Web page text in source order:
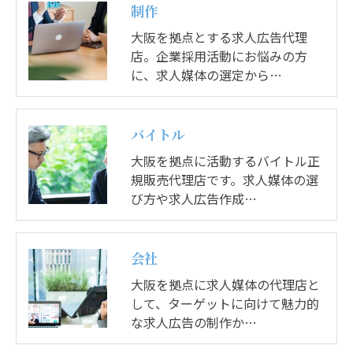
制作
大阪を拠点とする求人広告代理
店。企業採用活動にお悩みの方
に、求人媒体の選定から…
バイトル
大阪を拠点に活動するバイトル正
規販売代理店です。求人媒体の選
び方や求人広告作成…
会社
大阪を拠点に求人媒体の代理店と
して、ターゲットに向けて魅力的
な求人広告の制作か…